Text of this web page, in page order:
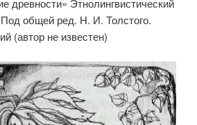
древности» Этнолингвистический
Под общей ред. Н. И. Толстого.
(автор не известен)